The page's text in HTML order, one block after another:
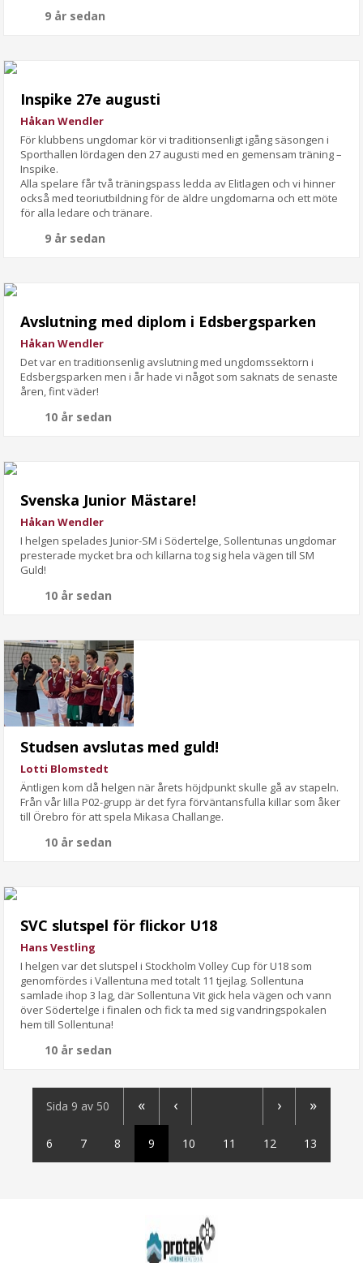
9 år sedan
Inspike 27e augusti
Håkan Wendler
För klubbens ungdomar kör vi traditionsenligt igång säsongen i
Sporthallen lördagen den 27 augusti med en gemensam träning –
Inspike.
Alla spelare får två träningspass ledda av Elitlagen och vi hinner
också med teoriutbildning för de äldre ungdomarna och ett möte
för alla ledare och tränare.
9 år sedan
Avslutning med diplom i Edsbergsparken
Håkan Wendler
Det var en traditionsenlig avslutning med ungdomssektorn i
Edsbergsparken men i år hade vi något som saknats de senaste
åren, fint väder!
10 år sedan
Svenska Junior Mästare!
Håkan Wendler
I helgen spelades Junior-SM i Södertelge, Sollentunas ungdomar
presterade mycket bra och killarna tog sig hela vägen till SM
Guld!
10 år sedan
Studsen avslutas med guld!
Lotti Blomstedt
Äntligen kom då helgen när årets höjdpunkt skulle gå av stapeln.
Från vår lilla P02-grupp är det fyra förväntansfulla killar som åker
till Örebro för att spela Mikasa Challange.
10 år sedan
SVC slutspel för flickor U18
Hans Vestling
I helgen var det slutspel i Stockholm Volley Cup för U18 som
genomfördes i Vallentuna med totalt 11 tjejlag. Sollentuna
samlade ihop 3 lag, där Sollentuna Vit gick hela vägen och vann
över Södertelge i finalen och fick ta med sig vandringspokalen
hem till Sollentuna!
10 år sedan
Sida 9 av 50 « ‹ › »
6 7 8 9 10 11 12 13